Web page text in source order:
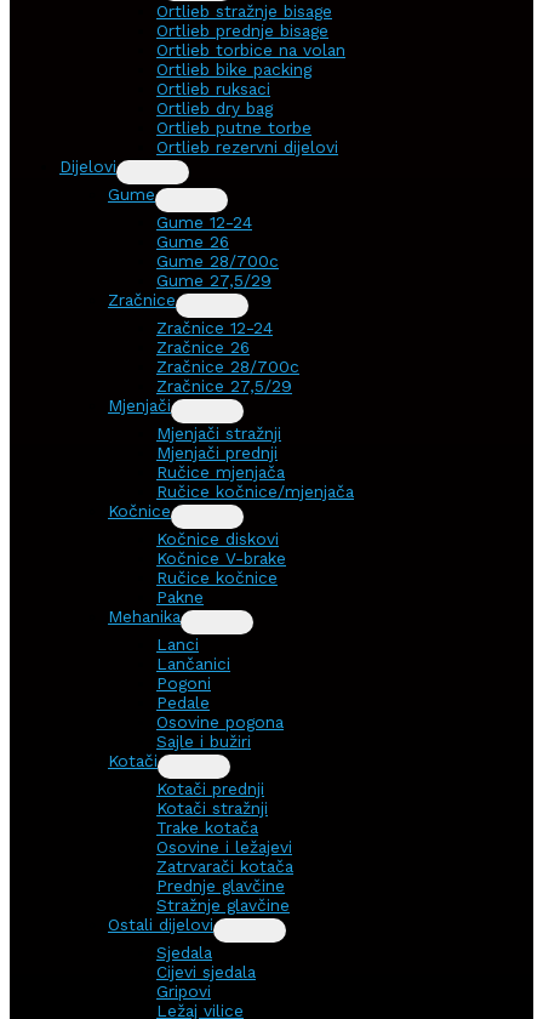
Ortlieb stražnje bisage
Ortlieb prednje bisage
Ortlieb torbice na volan
Ortlieb bike packing
Ortlieb ruksaci
Ortlieb dry bag
Ortlieb putne torbe
Ortlieb rezervni dijelovi
Dijelovi
Gume
Gume 12-24
Gume 26
Gume 28/700c
Gume 27,5/29
Zračnice
Zračnice 12-24
Zračnice 26
Zračnice 28/700c
Zračnice 27,5/29
Mjenjači
Mjenjači stražnji
Mjenjači prednji
Ručice mjenjača
Ručice kočnice/mjenjača
Kočnice
Kočnice diskovi
Kočnice V-brake
Ručice kočnice
Pakne
Mehanika
Lanci
Lančanici
Pogoni
Pedale
Osovine pogona
Sajle i bužiri
Kotači
Kotači prednji
Kotači stražnji
Trake kotača
Osovine i ležajevi
Zatrvarači kotača
Prednje glavčine
Stražnje glavčine
Ostali dijelovi
Sjedala
Cijevi sjedala
Gripovi
Ležaj vilice